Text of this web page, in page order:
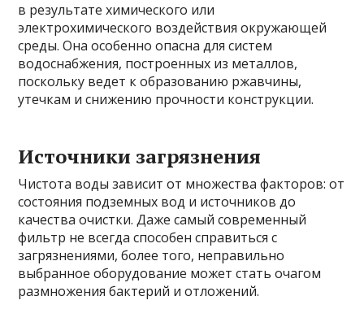
в результате химического или
электрохимического воздействия окружающей
среды. Она особенно опасна для систем
водоснабжения, построенных из металлов,
поскольку ведет к образованию ржавчины,
утечкам и снижению прочности конструкции.
Источники загрязнения
Чистота воды зависит от множества факторов: от
состояния подземных вод и источников до
качества очистки. Даже самый современный
фильтр не всегда способен справиться с
загрязнениями, более того, неправильно
выбранное оборудование может стать очагом
размножения бактерий и отложений.